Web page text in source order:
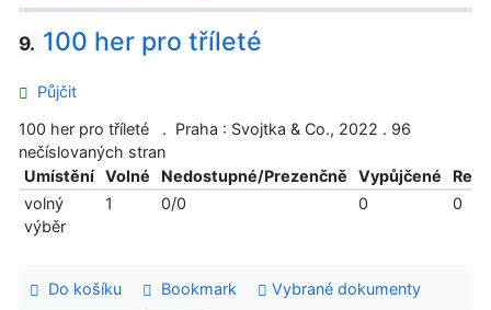
9. 100 her pro tříleté
Půjčit
100 her pro tříleté . Praha : Svojtka & Co., 2022 . 96
nečíslovaných stran
Umístění
Volné Nedostupné/Prezenčně Vypůjčené
volný
výběr
1 0/0 0 0
Do košíku Bookmark Vybrané dokumenty